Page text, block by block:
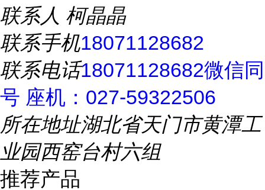
联系人 柯晶晶
联系手机18071128682
联系电话18071128682微信同
号 座机：027-59322506
所在地址湖北省天门市黄潭工
业园西窑台村六组
推荐产品